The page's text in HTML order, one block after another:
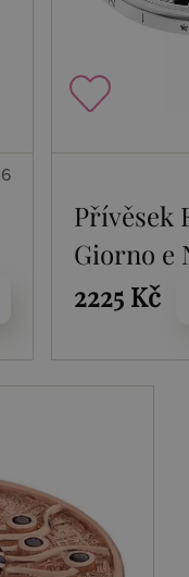
Přívěsek
Giorno e
2225 Kč